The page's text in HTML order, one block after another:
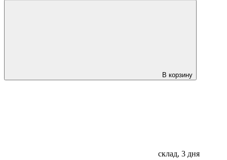
В корзину
склад, 3 дня